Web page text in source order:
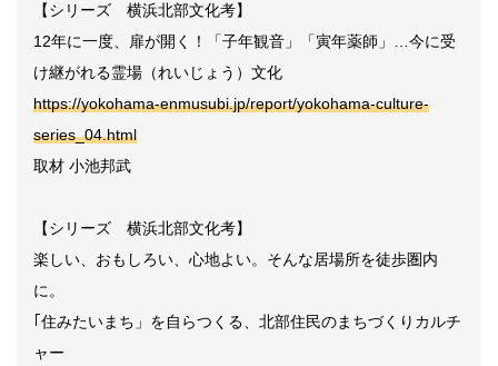
【シリーズ 横浜北部文化考】
12年に一度、扉が開く！「子年観音」「寅年薬師」…今に受
け継がれる霊場（れいじょう）文化
https://yokohama-enmusubi.jp/report/yokohama-culture-
series_04.html
取材 小池邦武
【シリーズ 横浜北部文化考】
楽しい、おもしろい、心地よい。そんな居場所を徒歩圏内
に。
｢住みたいまち」を自らつくる、北部住民のまちづくりカルチ
ャー